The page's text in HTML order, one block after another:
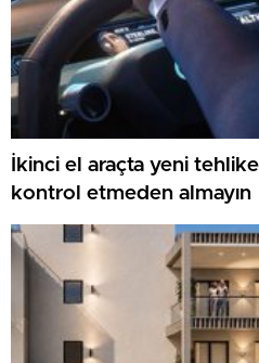
İkinci el araçta yeni
kontrol etmeden almayın